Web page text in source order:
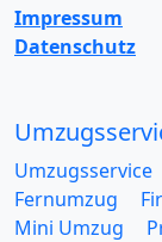
Impressum
Datenschutz
Umzugsservice
Fernumzug
Mini Umzug